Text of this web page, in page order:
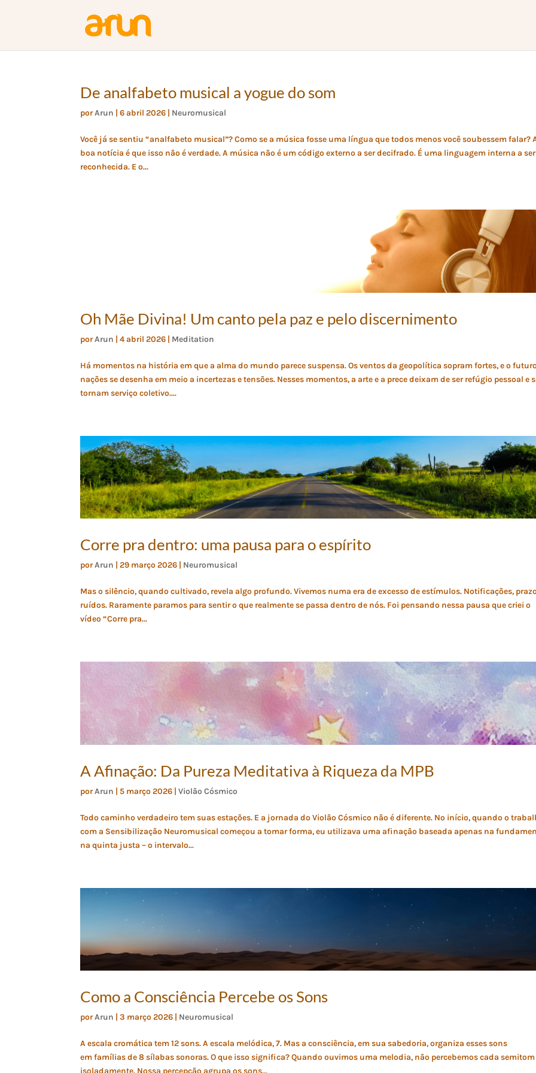
De analfabeto musical a yogue do som
porArun |6 abril 2026 | Neuromusical
Você já se sentiu “analfabeto musical”? Como se a música fosse uma língua que todos menos você soubessem falar?
boa notícia é que isso não é verdade. A música não é um código externo a ser decifrado. É uma linguagem interna a ser
reconhecida. E o...
Oh Mãe Divina! Um canto pela paz e pelo discernimento
porArun |4 abril 2026 | Meditation
Há momentos na história em que a alma do mundo parece suspensa. Os ventos da geopolítica sopram fortes, e o
nações se desenha em meio a incertezas e tensões. Nesses momentos, a arte e a prece deixam de ser refúgio pessoal e
tornam serviço coletivo....
Corre pra dentro: uma pausa para o espírito
porArun |29 março 2026 | Neuromusical
Mas o silêncio, quando cultivado, revela algo profundo. Vivemos numa era de excesso de estímulos. Notificações,
ruídos. Raramente paramos para sentir o que realmente se passa dentro de nós. Foi pensando nessa pausa que criei o
vídeo “Corre pra...
A Afinação: Da Pureza Meditativa à Riqueza da MPB
porArun | 5 março 2026 |Violão Cósmico
Todo caminho verdadeiro tem suas estações. E a jornada do Violão Cósmico não é diferente. No início, quando o
com a Sensibilização Neuromusical começou a tomar forma, eu utilizava uma afinação baseada apenas na
na quinta justa – o intervalo...
Como a Consciência Percebe os Sons
porArun |3 março 2026 | Neuromusical
A escala cromática tem 12 sons. A escala melódica, 7. Mas a consciência, em sua sabedoria, organiza esses sons
em famílias de 8 sílabas sonoras. O que isso significa? Quando ouvimos uma melodia, não percebemos cada semitom